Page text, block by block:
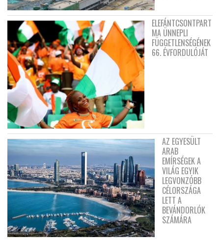
ELEFÁNTCSONTPART
MA ÜNNEPLI
FÜGGETLENSÉGÉNEK
66. ÉVFORDULÓJÁT
AZ EGYESÜLT
ARAB
EMÍRSÉGEK A
VILÁG EGYIK
LEGVONZÓBB
CÉLORSZÁGA
LETT A
BEVÁNDORLÓK
SZÁMÁRA